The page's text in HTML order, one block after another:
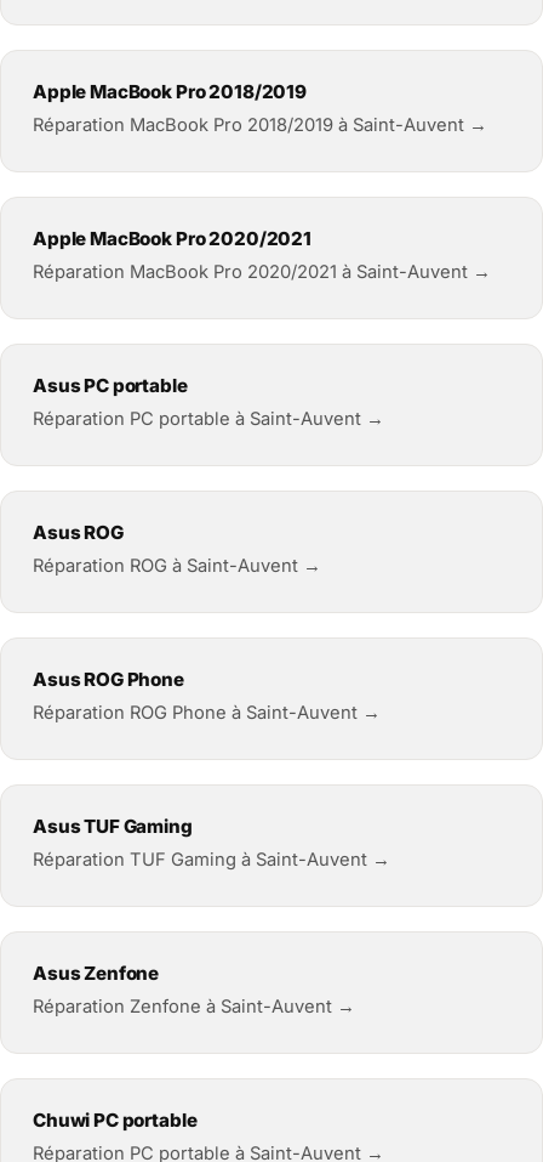
Apple MacBook Pro 2018/2019
Réparation MacBook Pro 2018/2019 à Saint-Auvent →
Apple MacBook Pro 2020/2021
Réparation MacBook Pro 2020/2021 à Saint-Auvent →
Asus PC portable
Réparation PC portable à Saint-Auvent →
Asus ROG
Réparation ROG à Saint-Auvent →
Asus ROG Phone
Réparation ROG Phone à Saint-Auvent →
Asus TUF Gaming
Réparation TUF Gaming à Saint-Auvent →
Asus Zenfone
Réparation Zenfone à Saint-Auvent →
Chuwi PC portable
Réparation PC portable à Saint-Auvent →